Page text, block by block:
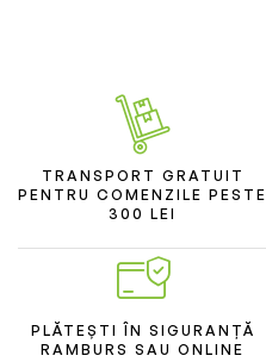
TRANSPORT GRATUIT
PENTRU COMENZILE PESTE
300 LEI
PLĂTEȘTI ÎN SIGURANȚĂ
RAMBURS SAU ONLINE